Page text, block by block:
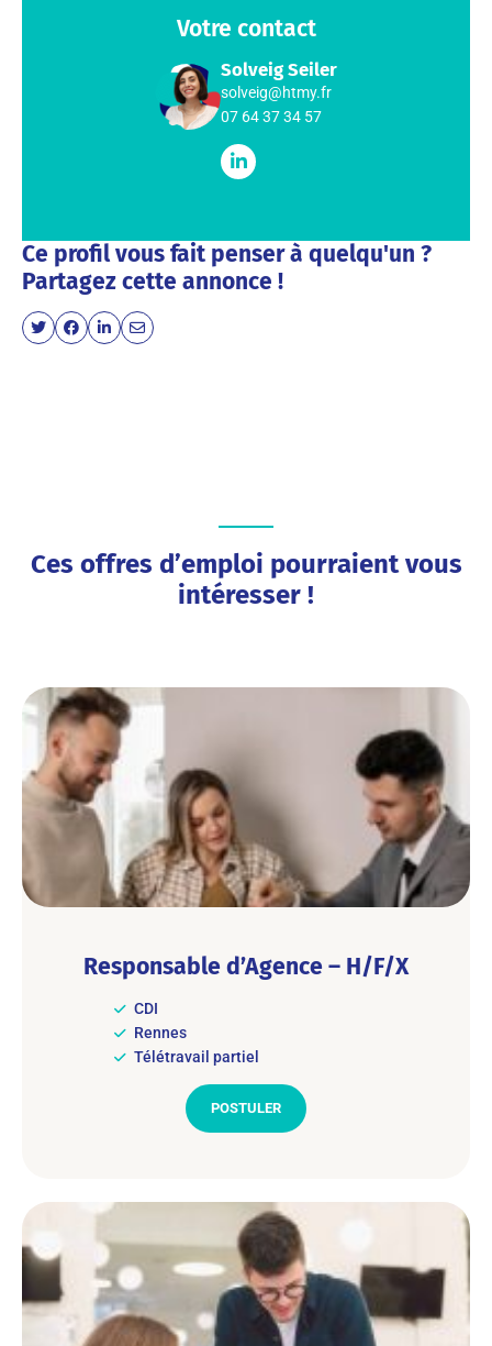
Votre contact
Solveig Seiler
solveig@htmy.fr
07 64 37 34 57
Ce profil vous fait penser à quelqu'un ?
Partagez cette annonce !
Ces offres d’emploi pourraient vous
intéresser !
Responsable d’Agence – H/F/X
CDI
Rennes
Télétravail partiel
POSTULER